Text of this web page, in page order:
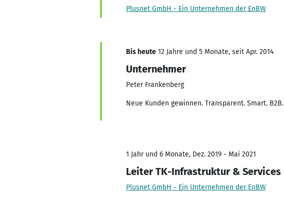
Plusnet GmbH - Ein Unternehmen der EnBW
Bis heute 12 Jahre und 5 Monate, seit Apr. 2014
Unternehmer
Peter Frankenberg
Neue Kunden gewinnen. Transparent. Smart. B2B.
1 Jahr und 6 Monate, Dez. 2019 - Mai 2021
Leiter TK-Infrastruktur & Services
Plusnet GmbH - Ein Unternehmen der EnBW